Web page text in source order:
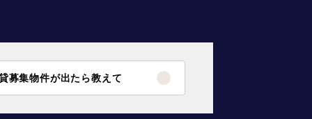
募集物件が出たら教えて